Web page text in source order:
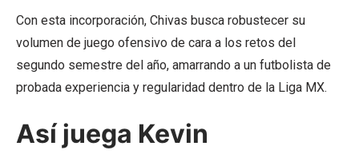
Con esta incorporación, Chivas busca robustecer su
volumen de juego ofensivo de cara a los retos del
segundo semestre del año, amarrando a un futbolista de
probada experiencia y regularidad dentro de la Liga MX.
Así juega Kevin